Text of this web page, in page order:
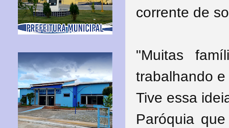
corrente de
"Muitas
trabalhando
Tive essa
Paróquia